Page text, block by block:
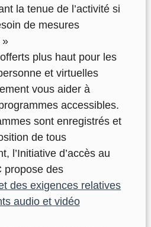
la tenue de l’activité si
de mesures
»
plus haut pour les
et virtuelles
vous aider à
accessibles.
sont enregistrés et
de tous
l’Initiative d’accès au
propose des
des exigences relatives
audio et vidéo